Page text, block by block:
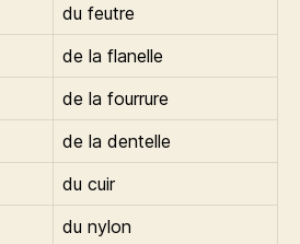
du feutre
de la flanelle
de la fourrure
de la dentelle
du cuir
du nylon